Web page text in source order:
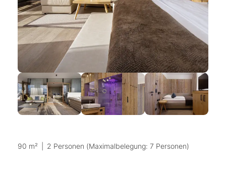
90 m² 2 Personen (Maximalbelegung: 7 Personen)